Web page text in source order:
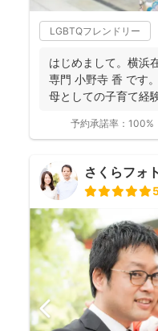
LGBTQフレンドリー
はじめまして。横浜
専門 小野寺 香 です
母としての子育て経
予約承諾率： 100%
さくらフォト